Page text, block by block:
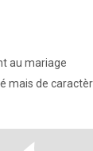
au mariage
mais de